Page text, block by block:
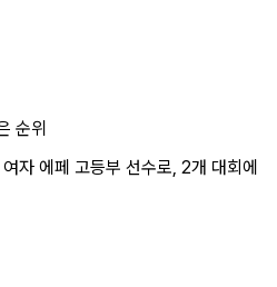
순위
자 에페 고등부 선수로, 2개 대회에